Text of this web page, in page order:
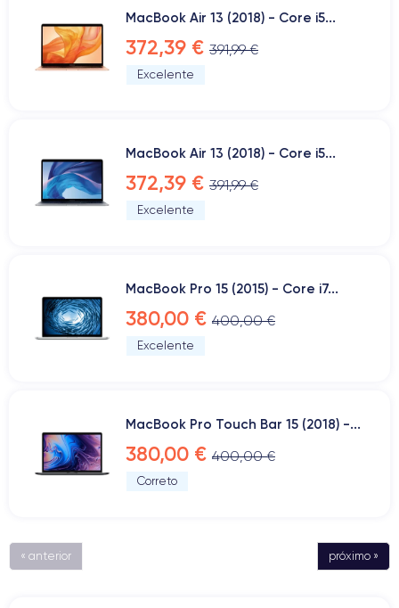
MacBook Air 13 (2018) - Core i5...
372,39 € 391,99 €
Excelente
MacBook Air 13 (2018) - Core i5...
372,39 € 391,99 €
Excelente
MacBook Pro 15 (2015) - Core i7...
380,00 € 400,00 €
Excelente
MacBook Pro Touch Bar 15 (2018) -...
380,00 € 400,00 €
Correto
« anterior próximo »